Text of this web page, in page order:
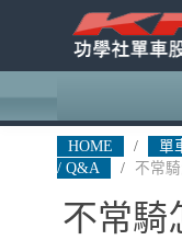
HOME / 單
/ Q&A
/ 不常
不常騎